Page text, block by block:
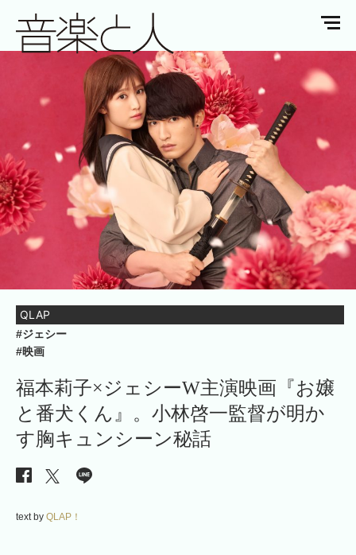
QLAP
#ジェシー
#映画
福本莉子×ジェシーW主演映画『お嬢
と番犬くん』。小林啓一監督が明か
す胸キュンシーン秘話
text by QLAP！